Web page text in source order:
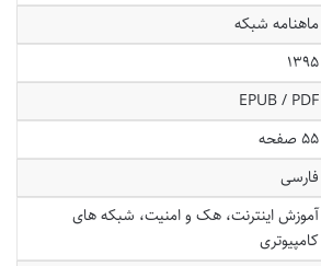
ماهنامه شبکه
۱۳۹۵
EPUB / PDF
۵۵ صفحه
فارسی
آموزش اینترنت، هک و امنیت، شبکه های
کامپیوتری